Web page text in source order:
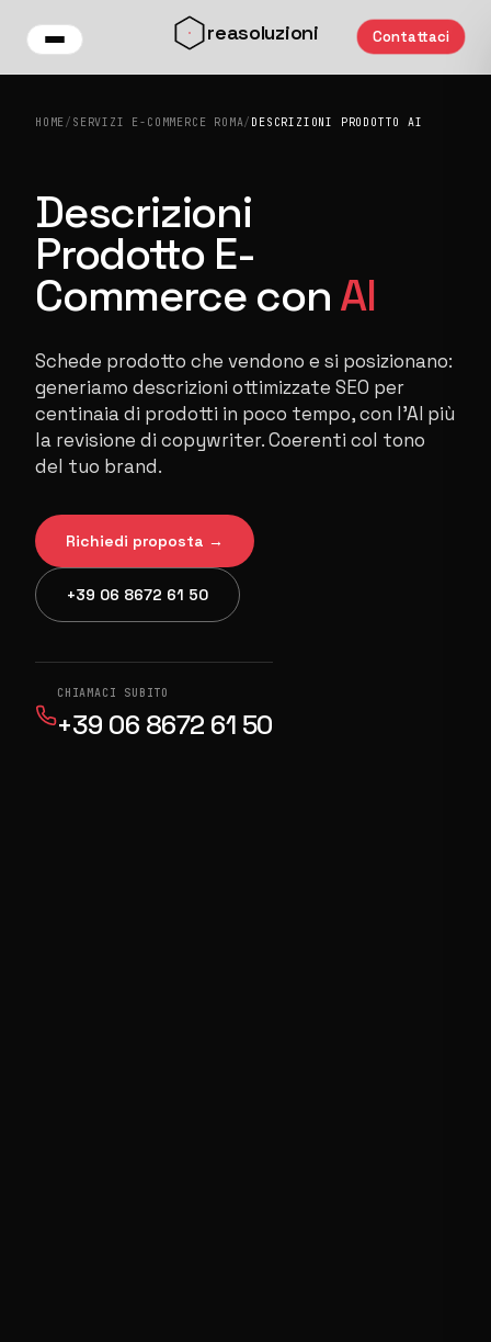
Vai al contenuto principale
reasoluzioni Contattaci
HOME/ SERVIZI E-COMMERCE ROMA/ DESCRIZIONI PRODOTTO AI
Descrizioni
Prodotto E-
Commerce conAI
Schede prodotto che vendono e si posizionano:
generiamo descrizioni ottimizzate SEO per
centinaia di prodotti in poco tempo, con l'AI più
la revisione di copywriter. Coerenti col tono
del tuo brand.
Richiedi proposta →
+39 06 8672 61 50
CHIAMACI SUBITO
+39 06 8672 61 50